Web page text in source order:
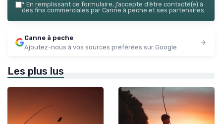
* En remplissant ce formulaire, j’accepte d’être contacté(e) à
des fins commerciales par Canne à peche et ses partenaires.
Canne à peche
Ajoutez-nous à vos sources préférées sur Google
Les plus lus